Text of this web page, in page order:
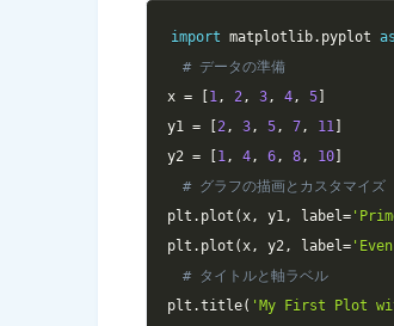
import matplotlib. pyplot as
# データの準備
x = [1 , 2 , 3 , 4 , 5]
y1 = [2 , 3 , 5 , 7 , 11 ]
y2 = [1 , 4 , 6 , 8 , 10]
# グラフの描画とカスタマイズ
plt . plot ( x , y1 , label=
plt . plot ( x , y2 , label=
# タイトルと軸ラベル
plt .title( 'My First Plot